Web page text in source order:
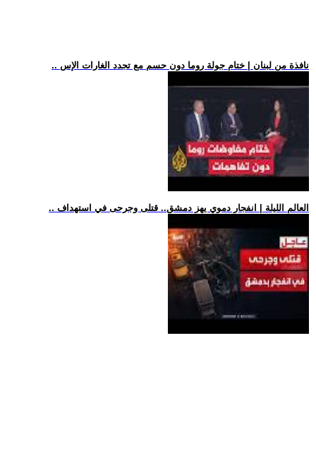
.. نافذة من لبنان | ختام جولة روما دون حسم مع تجدد الغارات الإس
.. العالم الليلة | انفجار دموي يهز دمشق.. قتلى وجرحى في استهداف